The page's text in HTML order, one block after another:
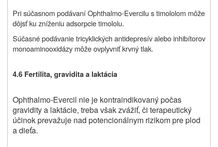
Pri súčasnom podávaníOphthalmo-Evercilu s timololom môže
dôjsť ku zníženiu adsorpcie timololu.
Súčasné podávanie tricyklických antidepresív alebo inhibítorov
monoaminooxidázy môže ovplyvniť krvný tlak.
4.6 Fertilita, gravidita a laktácia
Ophthalmo-Evercil nie je kontraindikovaný počas
gravidity a laktácie, treba však zvážiť, či terapeutický
účinok prevažuje nad potencionálnym rizikom pre plod
a dieťa.